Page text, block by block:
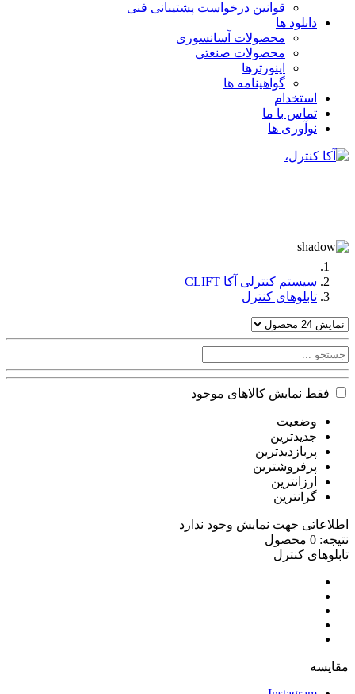
قوانین درخواست پشتیبانی فنی
دانلود ها
محصولات آسانسوری
محصولات صنعتی
اینورترها
گواهینامه ها
استخدام
تماس با ما
نوآوری ها
سیستم کنترلی آکا CLIFT
تابلوهای کنترل
فقط نمایش کالاهای موجود
وضعیت
جدیدترین
پربازدیدترین
پرفروشترین
ارزانترین
گرانترین
اطلاعاتی جهت نمایش وجود ندارد
نتیجه: 0 محصول
تابلوهای کنترل
مقایسه